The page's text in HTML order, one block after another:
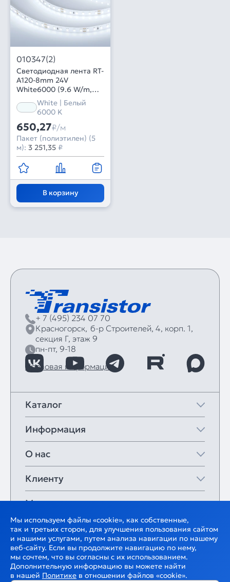
010347(2)
Светодиодная лента RT-
A120-8mm 24V
White6000 (9.6 W/m,
IP20, 2835, 5m) (Arlight,
9.6 Вт/м, IP20)
White | Белый
6000 K
650,27₽/м
Пакет (полиэтилен) (5
м): 3 251,35 ₽
В корзину
+ 7 (495) 234 07 70
Красногорск, б‑р Строителей, 4, корп. 1,
секция Г, этаж 9
пн-пт, 9-18
Правовая информация
Каталог
Информация
О нас
Клиенту
Мои закладки
Мы используем файлы «cookie», как собственные,
так и третьих сторон, для улучшения пользования сайтом
и нашими услугами, путем анализа навигации по нашему
веб-сайту. Если вы продолжите навигацию по нему,
мы сочтем, что вы согласны с их использованием.
Дополнительную информацию вы можете найти
в нашей Политике в отношении файлов «cookie».